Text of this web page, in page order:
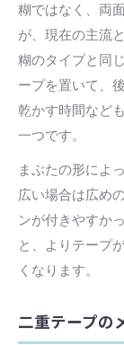
糊ではなく、両
が、現在の主流
糊のタイプと同
ープを置いて、
乾かす時間など
一つです。
まぶたの形によ
広い場合は広め
ンが付きやすか
と、よりテープ
くなります。
二重テープの